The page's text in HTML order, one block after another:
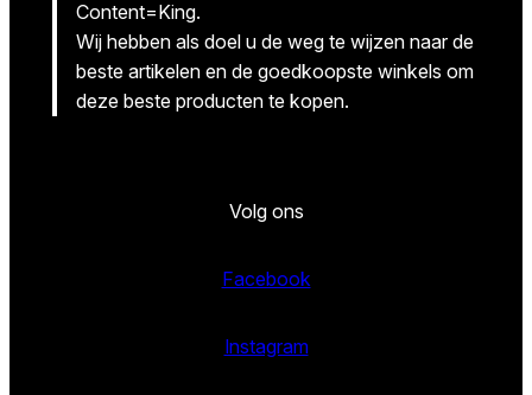
Content=King.
Wij hebben als doel u de weg te wijzen naar de
beste artikelen en de goedkoopste winkels om
deze beste producten te kopen.
Volg ons
Facebook
Instagram